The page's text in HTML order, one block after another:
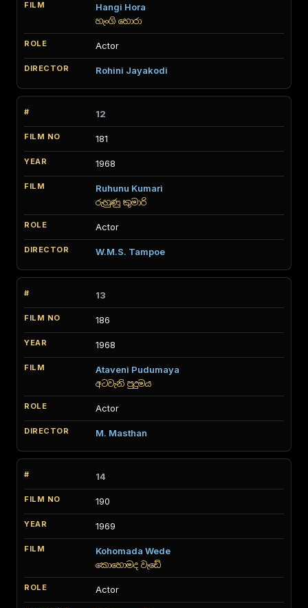
Hangi Hora
හැංගි හොරා
Actor
Rohini Jayakodi
12
181
1968
Ruhunu Kumari
රුහුණු කුමාරි
Actor
W.M.S. Tampoe
13
186
1968
Ataveni Pudumaya
අටවැනි පුදුමය
Actor
M. Masthan
14
190
1969
Kohomada Wede
කොහොමද වැඩේ
Actor